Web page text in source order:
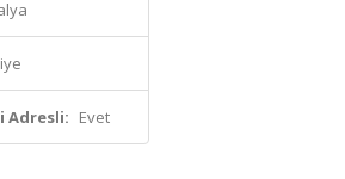
Adresli: Evet